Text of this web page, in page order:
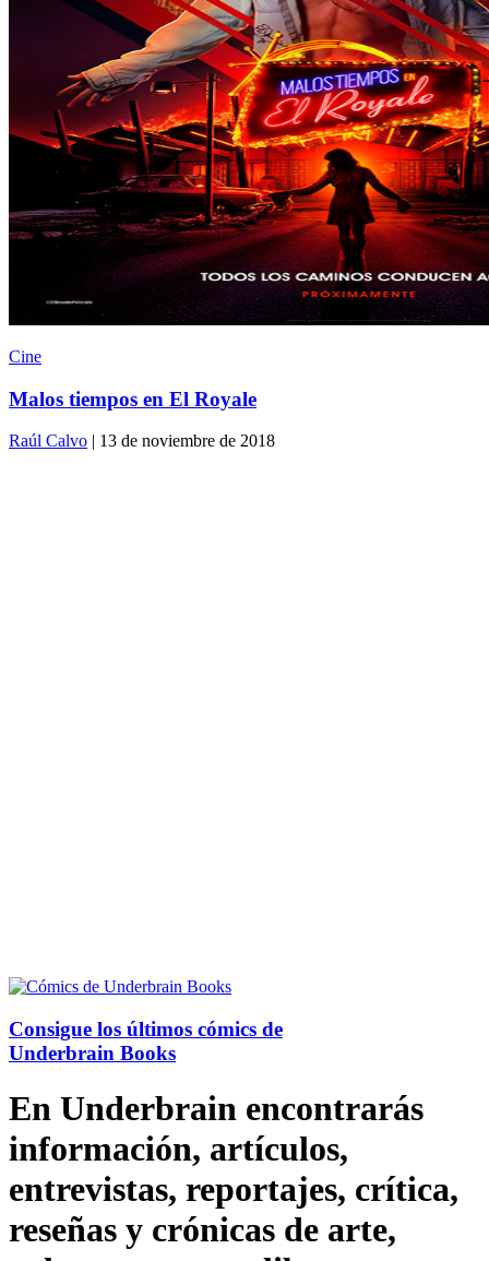
Cine
Malos tiempos en El Royale
Raúl Calvo | 13 de noviembre de 2018
Consigue los últimos cómics de
Underbrain Books
En Underbrain encontrarás
información, artículos,
entrevistas, reportajes, crítica,
reseñas y crónicas de arte,